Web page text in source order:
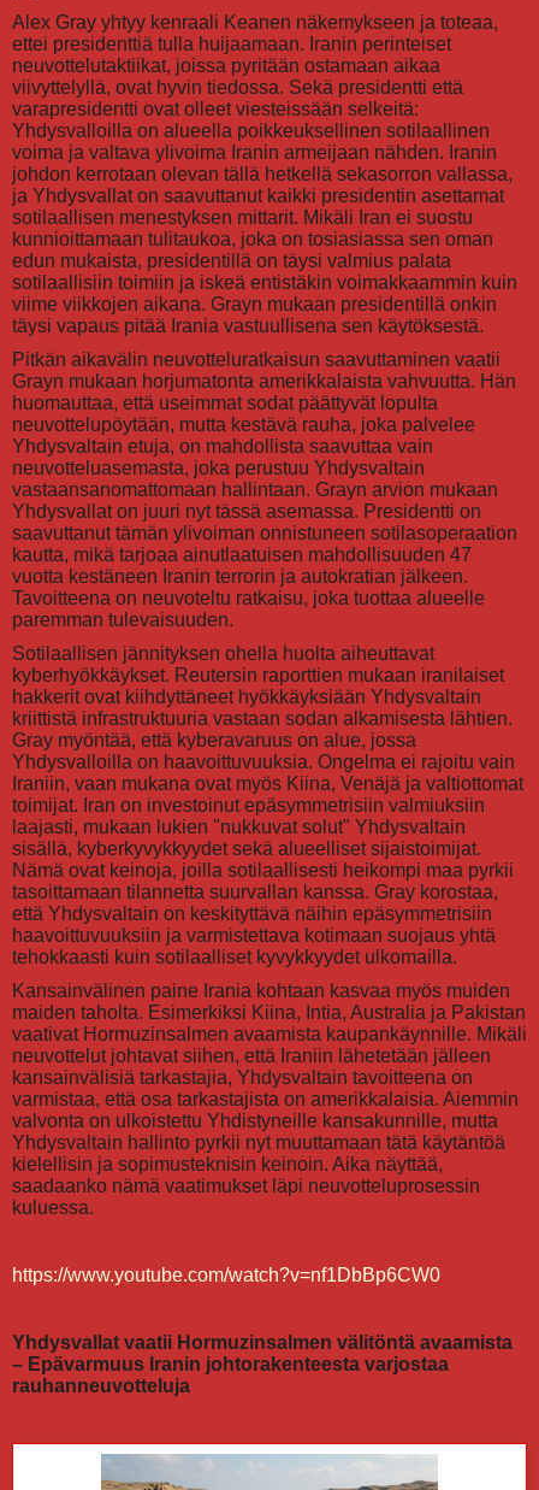
Alex Gray yhtyy kenraali Keanen näkemykseen ja toteaa,
ettei presidenttiä tulla huijaamaan. Iranin perinteiset
neuvottelutaktiikat, joissa pyritään ostamaan aikaa
viivyttelyllä, ovat hyvin tiedossa. Sekä presidentti että
varapresidentti ovat olleet viesteissään selkeitä:
Yhdysvalloilla on alueella poikkeuksellinen sotilaallinen
voima ja valtava ylivoima Iranin armeijaan nähden. Iranin
johdon kerrotaan olevan tällä hetkellä sekasorron vallassa,
ja Yhdysvallat on saavuttanut kaikki presidentin asettamat
sotilaallisen menestyksen mittarit. Mikäli Iran ei suostu
kunnioittamaan tulitaukoa, joka on tosiasiassa sen oman
edun mukaista, presidentillä on täysi valmius palata
sotilaallisiin toimiin ja iskeä entistäkin voimakkaammin kuin
viime viikkojen aikana. Grayn mukaan presidentillä onkin
täysi vapaus pitää Irania vastuullisena sen käytöksestä.
Pitkän aikavälin neuvotteluratkaisun saavuttaminen vaatii
Grayn mukaan horjumatonta amerikkalaista vahvuutta. Hän
huomauttaa, että useimmat sodat päättyvät lopulta
neuvottelupöytään, mutta kestävä rauha, joka palvelee
Yhdysvaltain etuja, on mahdollista saavuttaa vain
neuvotteluasemasta, joka perustuu Yhdysvaltain
vastaansanomattomaan hallintaan. Grayn arvion mukaan
Yhdysvallat on juuri nyt tässä asemassa. Presidentti on
saavuttanut tämän ylivoiman onnistuneen sotilasoperaation
kautta, mikä tarjoaa ainutlaatuisen mahdollisuuden 47
vuotta kestäneen Iranin terrorin ja autokratian jälkeen.
Tavoitteena on neuvoteltu ratkaisu, joka tuottaa alueelle
paremman tulevaisuuden.
Sotilaallisen jännityksen ohella huolta aiheuttavat
kyberhyökkäykset. Reutersin raporttien mukaan iranilaiset
hakkerit ovat kiihdyttäneet hyökkäyksiään Yhdysvaltain
kriittistä infrastruktuuria vastaan sodan alkamisesta lähtien.
Gray myöntää, että kyberavaruus on alue, jossa
Yhdysvalloilla on haavoittuvuuksia. Ongelma ei rajoitu vain
Iraniin, vaan mukana ovat myös Kiina, Venäjä ja valtiottomat
toimijat. Iran on investoinut epäsymmetrisiin valmiuksiin
laajasti, mukaan lukien "nukkuvat solut" Yhdysvaltain
sisällä, kyberkyvykkyydet sekä alueelliset sijaistoimijat.
Nämä ovat keinoja, joilla sotilaallisesti heikompi maa pyrkii
tasoittamaan tilannetta suurvallan kanssa. Gray korostaa,
että Yhdysvaltain on keskityttävä näihin epäsymmetrisiin
haavoittuvuuksiin ja varmistettava kotimaan suojaus yhtä
tehokkaasti kuin sotilaalliset kyvykkyydet ulkomailla.
Kansainvälinen paine Irania kohtaan kasvaa myös muiden
maiden taholta. Esimerkiksi Kiina, Intia, Australia ja Pakistan
vaativat Hormuzinsalmen avaamista kaupankäynnille. Mikäli
neuvottelut johtavat siihen, että Iraniin lähetetään jälleen
kansainvälisiä tarkastajia, Yhdysvaltain tavoitteena on
varmistaa, että osa tarkastajista on amerikkalaisia. Aiemmin
valvonta on ulkoistettu Yhdistyneille kansakunnille, mutta
Yhdysvaltain hallinto pyrkii nyt muuttamaan tätä käytäntöä
kielellisin ja sopimusteknisin keinoin. Aika näyttää,
saadaanko nämä vaatimukset läpi neuvotteluprosessin
kuluessa.
https://www.youtube.com/watch?v=nf1DbBp6CW0
Yhdysvallat vaatii Hormuzinsalmen välitöntä avaamista
– Epävarmuus Iranin johtorakenteesta varjostaa
rauhanneuvotteluja